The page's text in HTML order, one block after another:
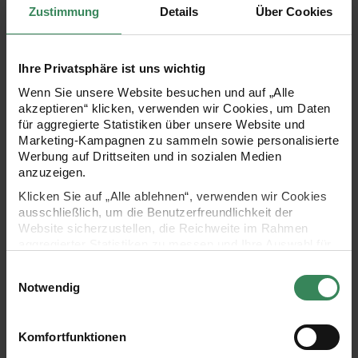
Zustimmung Details Über Cookies
Ihre Privatsphäre ist uns wichtig
Wenn Sie unsere Website besuchen und auf „Alle
akzeptieren“ klicken, verwenden wir Cookies, um Daten
für aggregierte Statistiken über unsere Website und
Marketing-Kampagnen zu sammeln sowie personalisierte
Werbung auf Drittseiten und in sozialen Medien
anzuzeigen.
Klicken Sie auf „Alle ablehnen“, verwenden wir Cookies
ausschließlich, um die Benutzerfreundlichkeit der
Website sicherzustellen, die Reichweite im Rahmen
Ihre Einwilligung ist freiwillig und kann jederzeit über den
Link „Cookie-Einstellungen“ im Fußbereich der Seite
verwendeten Technologien und den Empfängern der
Daten finden Sie in unserer Datenschutzerklärung.
Notwendig
Komfortfunktionen
Hersteller:
Rico Design
gepunktet 70x85cm
22,99 €
Hersteller:
Rico Design
Handyhülle für Iphone 5/5S
11,99 €
set
Stickpackung Rauten mit Handyhülle für Iphone 5/5S
Kissen handbestickt Home